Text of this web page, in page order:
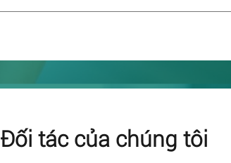
Đối tác của chúng tôi